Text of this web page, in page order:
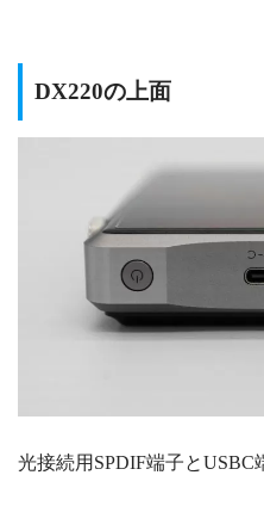
DX220の上面
光接続用SPDIF端子とUSBC